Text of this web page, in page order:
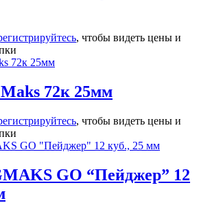
, чтобы видеть цены и
72к 25мм
, чтобы видеть цены и
GO “Пейджер” 12